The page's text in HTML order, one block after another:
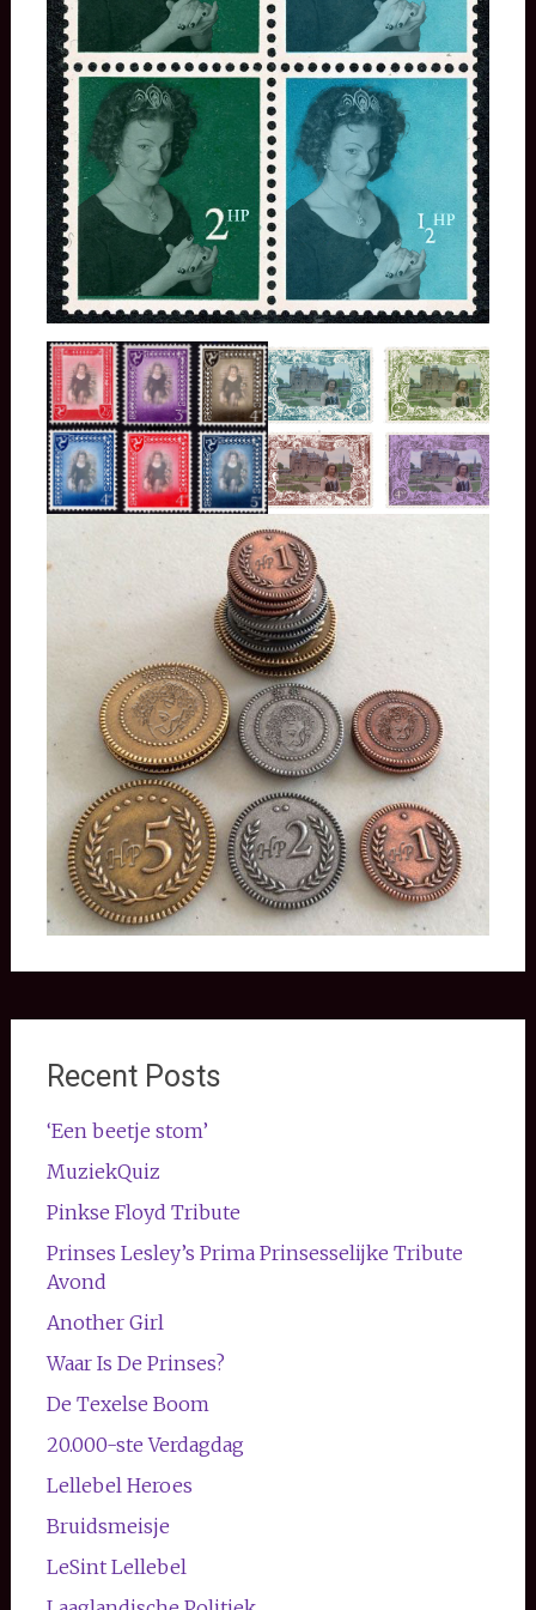
Recent Posts
‘Een beetje stom’
MuziekQuiz
Pinkse Floyd Tribute
Prinses Lesley’s Prima Prinsesselijke Tribute
Avond
Another Girl
Waar Is De Prinses?
De Texelse Boom
20.000-ste Verdagdag
Lellebel Heroes
Bruidsmeisje
LeSint Lellebel